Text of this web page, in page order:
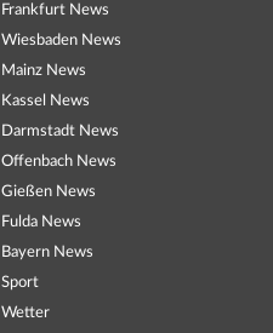
Frankfurt News
Wiesbaden News
Mainz News
Kassel News
Darmstadt News
Offenbach News
Gießen News
Fulda News
Bayern News
Sport
Wetter